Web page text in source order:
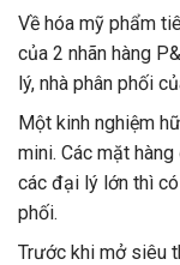
Về hóa mỹ phẩm
của 2 nhãn hàng
lý, nhà phân phối
Một kinh nghiệm
mini. Các mặt
các đại lý lớn thì
phối.
Trước khi mở siêu